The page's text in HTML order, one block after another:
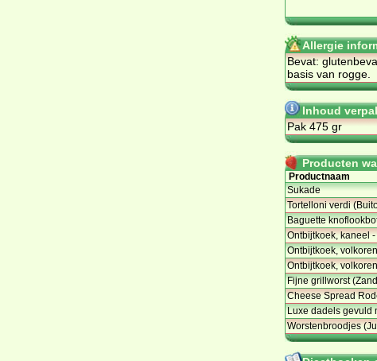
Allergie
Bevat:
basis van rogge.
Inhoud
Pak 475 gr
Producten
Productnaam
Sukade
Tortelloni verdi
Baguette
Ontbijtkoek, kaneel
Ontbijtkoek,
Ontbijtkoek,
Fijne grillworst
Cheese Spread
Luxe dadels gevuld
Worstenbroodjes